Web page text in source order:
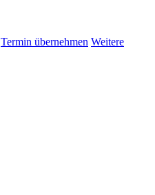
Termin übernehmen Weitere